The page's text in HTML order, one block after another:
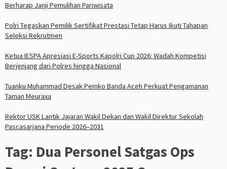
Berharap Janji Pemulihan Pariwisata
Polri Tegaskan Pemilik Sertifikat Prestasi Tetap Harus Ikuti Tahapan
Seleksi Rekrutmen
Ketua IESPA Apresiasi E-Sports Kapolri Cup 2026: Wadah Kompetisi
Berjenjang dari Polres hingga Nasional
Tuanku Muhammad Desak Pemko Banda Aceh Perkuat Pengamanan
Taman Meuraxa
Rektor USK Lantik Jajaran Wakil Dekan dan Wakil Direktur Sekolah
Pascasarjana Periode 2026–2031
Tag: Dua Personel Satgas Ops